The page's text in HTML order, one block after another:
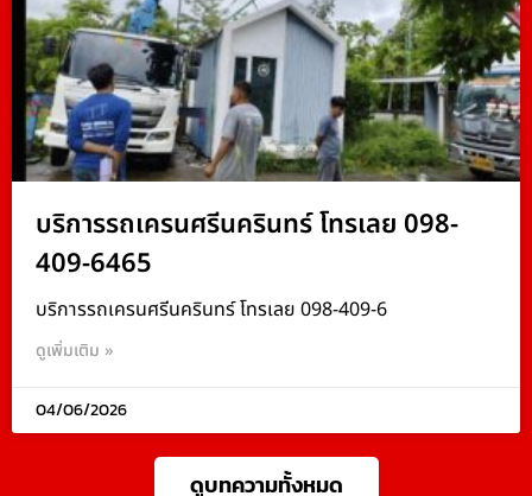
บริการรถเครนศรีนครินทร์ โทรเลย 098-
409-6465
บริการรถเครนศรีนครินทร์ โทรเลย 098-409-6
ดูเพิ่มเติม »
04/06/2026
ดูบทความทั้งหมด